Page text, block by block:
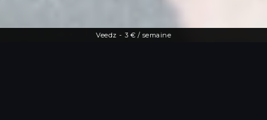
Veedz - 3 € / semaine